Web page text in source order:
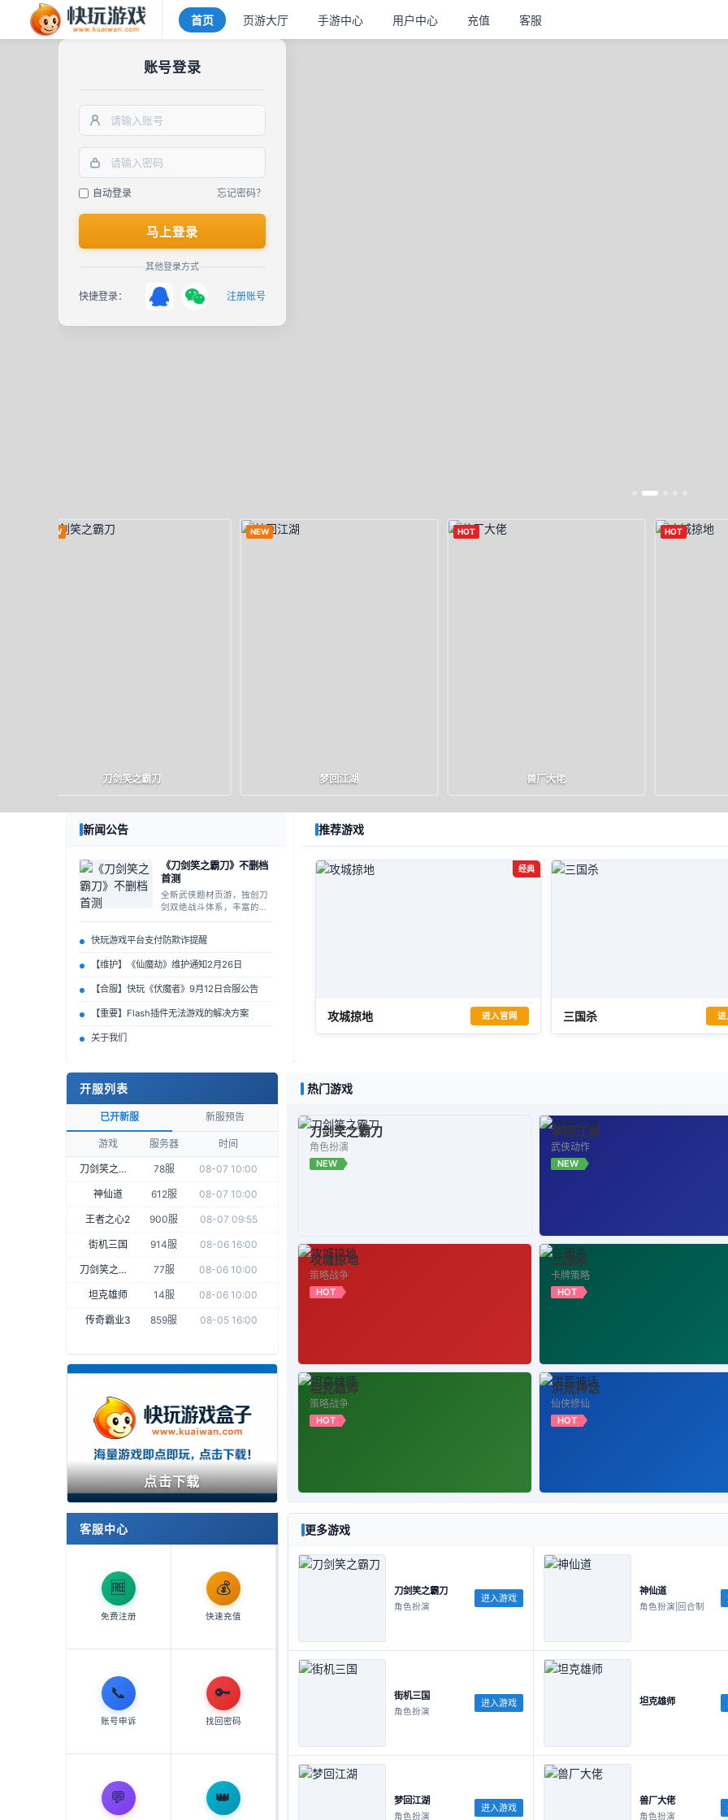
首页 页游大厅 手游中心 用户中心 充值 客服
账号登录
自动登录 忘记密码？
马上登录
其他登录方式
快捷登录： 注册账号
NEW
刀剑笑之霸刀
▶ 进入游戏 🎁 礼包 🏠 官网
NEW
梦回江湖
▶ 进入游戏 🎁 礼包 🏠 官网
HOT
兽厂大佬
▶ 进入游戏 🎁 礼包 🏠 官网
HOT
▶ 进入游戏
新闻公告
《刀剑笑之霸刀》不删档
首测
全新武侠题材页游，独创刀
剑双绝战斗体系，丰富的帮
派玩法等你来体验！
快玩游戏平台支付防欺诈提醒
【维护】《仙魔劫》维护通知2月26日
【合服】快玩《伏魔者》9月12日合服公告
【重要】Flash插件无法游戏的解决方案
关于我们
推荐游戏
经典
攻城掠地 进入官网 三国杀 进
开服列表
已开新服 新服预告
游戏 服务器 时间
刀剑笑之霸刀 78服 08-07 10:00
神仙道 612服 08-07 10:00
王者之心2 900服 08-07 09:55
街机三国 914服 08-06 16:00
刀剑笑之霸刀 77服 08-06 10:00
坦克雄师 14服 08-06 10:00
传奇霸业3 859服 08-05 16:00
点击下载
热门游戏
刀剑笑之霸刀
角色扮演
NEW
梦回江湖
武侠动作
NEW
攻城掠地
策略战争
HOT
三国杀
卡牌策略
HOT
坦克雄师
策略战争
HOT
洪荒神话
仙侠修仙
HOT
客服中心
🆓
免费注册
💰
快速充值
📞
账号申诉
🔑
找回密码
💬 👑
更多游戏
刀剑笑之霸刀
角色扮演
进入游戏
神仙道
角色扮演|回合制
街机三国
角色扮演
进入游戏 坦克雄师
梦回江湖
角色扮演
进入游戏
兽厂大佬
角色扮演